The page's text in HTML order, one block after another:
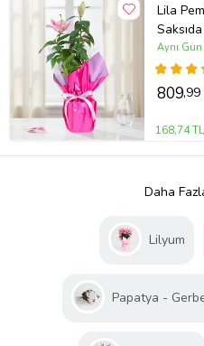
Lila
Aynı
809,99
168,74
Daha
Lilyum
Papatya -